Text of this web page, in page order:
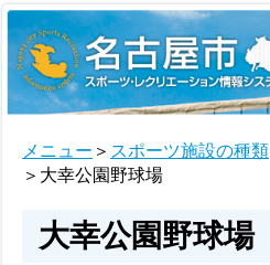
メニュー ＞ スポーツ施設の種類
＞大幸公園野球場
大幸公園野球場